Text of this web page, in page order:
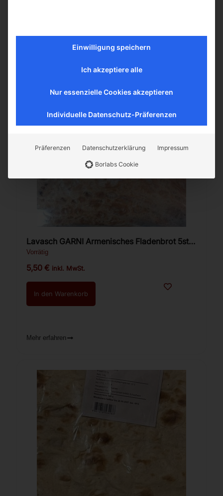
Lavasch GARNI Armenisches Fladenbrot 5st.
(direkt aus Armenien)
Vorrätig
5,50€ inkl. MwSt.
In den Warenkorb
Mehr erfahren
Einwilligung speichern
Ich akzeptiere alle
Nur essenzielle Cookies akzeptieren
Individuelle Datenschutz-Präferenzen
Präferenzen Datenschutzerklärung Impressum
Borlabs Cookie